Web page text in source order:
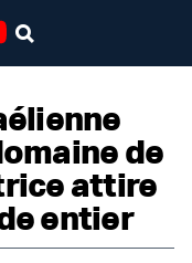
de
attire
entier